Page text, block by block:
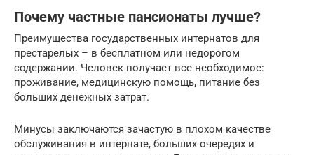
Почему частные пансионаты лучше?
Преимущества государственных интернатов для
престарелых – в бесплатном или недорогом
содержании. Человек получает все необходимое:
проживание, медицинскую помощь, питание без
больших денежных затрат.
Минусы заключаются зачастую в плохом качестве
обслуживания в интернате, больших очередях и